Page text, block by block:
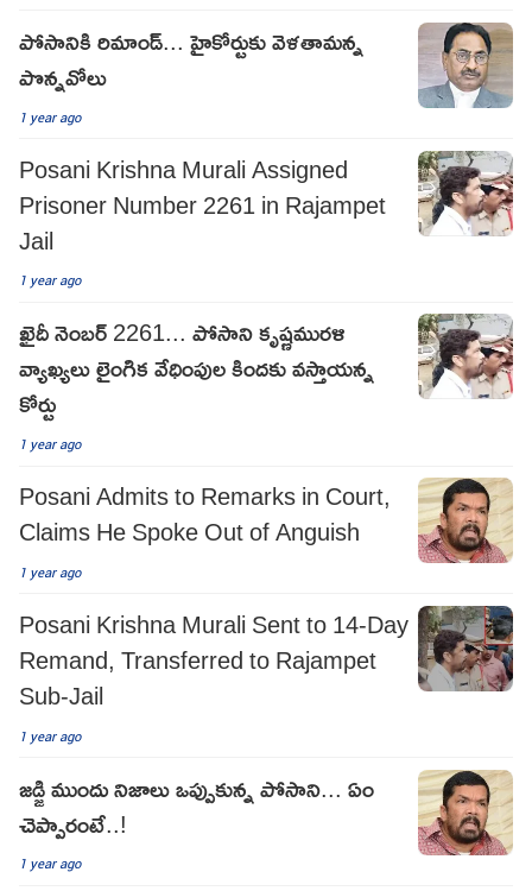
పోసానికి రిమాండ్... హైకోర్టుకు వెళతామన్న
పొన్నవోలు
1 year ago
Posani Krishna Murali Assigned
Prisoner Number 2261 in Rajampet
Jail
1 year ago
ఖైదీ నెంబర్ 2261... పోసాని కృష్ణమురళి
వ్యాఖ్యలు లైంగిక వేధింపుల కిందకు వస్తాయన్న
కోర్టు
1 year ago
Posani Admits to Remarks in Court,
Claims He Spoke Out of Anguish
1 year ago
Posani Krishna Murali Sent to 14-Day
Remand, Transferred to Rajampet
Sub-Jail
1 year ago
జడ్జి ముందు నిజాలు ఒప్పుకున్న పోసాని... ఏం
చెప్పారంటే..!
1 year ago